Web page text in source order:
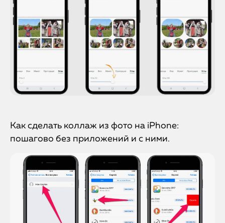
Как сделать коллаж из фото на iPhone:
пошагово без приложений и с ними.